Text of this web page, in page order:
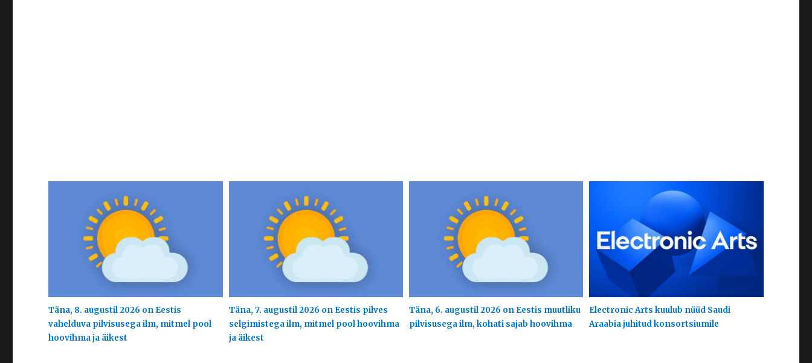
Täna, 8. augustil 2026 on Eestis
vahelduva pilvisusega ilm, mitmel pool
hoovihma ja äikest
Täna, 7. augustil 2026 on Eestis pilves
selgimistega ilm, mitmel pool hoovihma
ja äikest
Täna, 6. augustil 2026 on Eestis muutliku
pilvisusega ilm, kohati sajab hoovihma
Electronic Arts kuulub nüüd Saudi
Araabia juhitud konsortsiumile